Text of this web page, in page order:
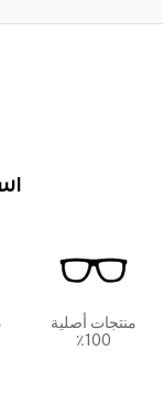
منتجات أصلية
100٪